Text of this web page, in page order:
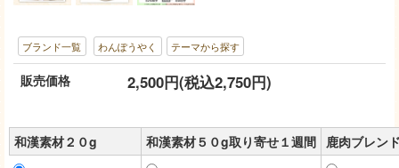
ブランド一覧 わんぽうやく テーマから探す
販売価格 2,500円(税込2,750円)
和漢素材２０g 和漢素材５０g取り寄せ１週間 鹿肉ブレン